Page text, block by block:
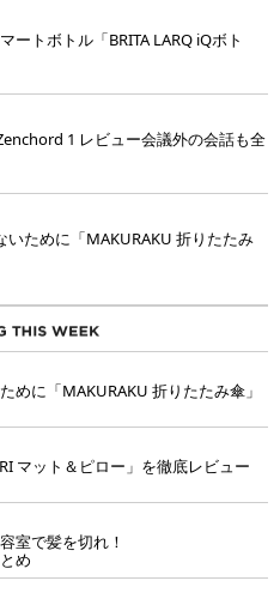
ートボトル「BRITA LARQ iQボト
1 レビュー会議外の会話も全
いために「MAKURAKU 折りたたみ
めに「MAKURAKU 折りたたみ傘」
マット＆ピロー」を徹底レビュー
室で髪を切れ！
め